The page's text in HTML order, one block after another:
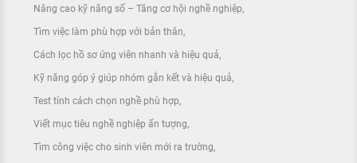
Nâng cao kỹ năng số – Tăng cơ hội nghề nghiệp
Tìm việc làm phù hợp với bản thân
Cách lọc hồ sơ ứng viên nhanh và hiệu quả
Kỹ năng góp ý giúp nhóm gắn kết và hiệu quả
Test tính cách chọn nghề phù hợp
Viết mục tiêu nghề nghiệp ấn tượng
Tìm công việc cho sinh viên mới ra trường